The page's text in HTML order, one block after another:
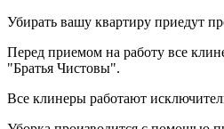
Убирать вашу квартиру приедут
Перед приемом на работу все
"Братья Чистовы".
Все клинеры работают